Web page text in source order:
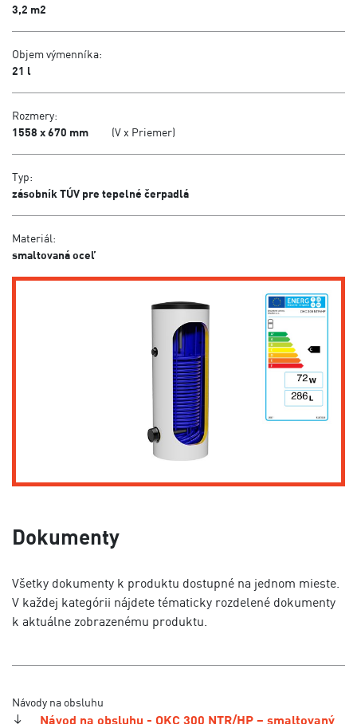
3,2 m2
Objem výmenníka:
21 l
Rozmery:
1558 x 670 mm
(V x Priemer)
Typ:
zásobník TÚV pre tepelné čerpadlá
Materiál:
smaltovaná oceľ
Dokumenty
Všetky dokumenty k produktu dostupné na jednom mieste.
V každej kategórii nájdete tématicky rozdelené dokumenty
k aktuálne zobrazenému produktu.
Návody na obsluhu
Návod na obsluhu - OKC 300 NTR/HP – smaltovaný